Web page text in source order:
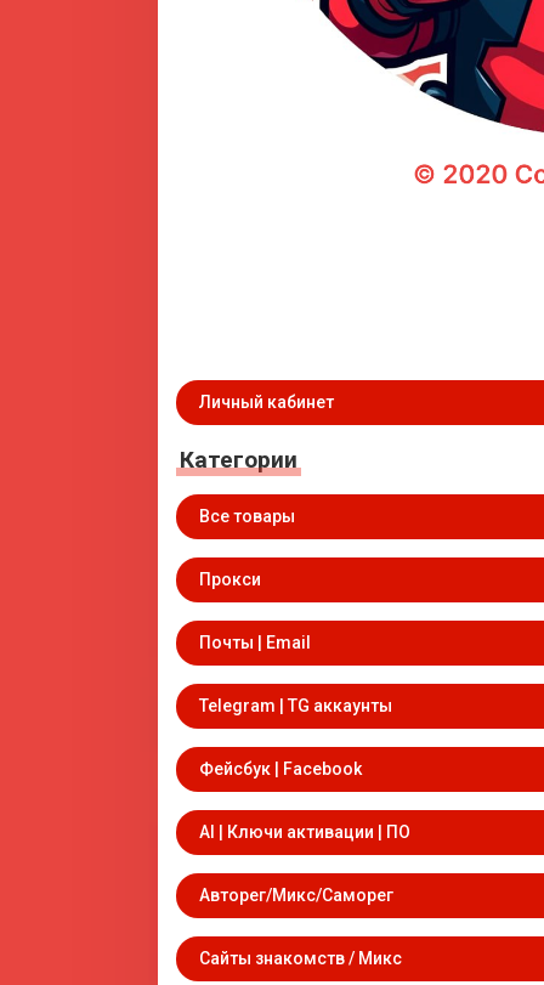
Личный кабинет
Категории
Все товары
Прокси
Почты | Email
Telegram | TG аккаунты
Фейсбук | Facebook
AI | Ключи активации | ПО
Авторег/Микс/Саморег
Сайты знакомств / Микс